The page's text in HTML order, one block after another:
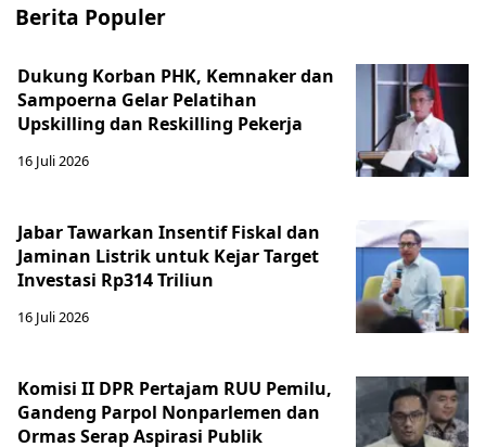
Berita Populer
Dukung Korban PHK, Kemnaker dan
Sampoerna Gelar Pelatihan
Upskilling dan Reskilling Pekerja
16 Juli 2026
Jabar Tawarkan Insentif Fiskal dan
Jaminan Listrik untuk Kejar Target
Investasi Rp314 Triliun
16 Juli 2026
Komisi II DPR Pertajam RUU Pemilu,
Gandeng Parpol Nonparlemen dan
Ormas Serap Aspirasi Publik